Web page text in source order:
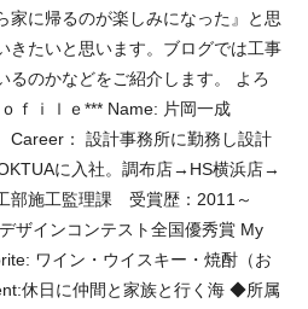
家に帰るのが楽しみになった』と思
きたいと思います。ブログでは工事
るのかなどをご紹介します。 よろ
ｆｉｌｅ*** Name: 片岡一成
： 設計事務所に勤務し設計
に入社。調布店→HS横浜店→
部施工監理課 受賞歴：2011～
ザインコンテスト全国優秀賞 My
ワイン・ウイスキー・焼酎（お
休日に仲間と家族と行く海 ◆所属